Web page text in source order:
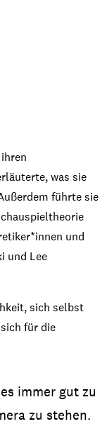
ihren
, was sie
führtesie
*innen und
und Lee
eit,sich selbst
sich fürdie
immer gut zu
zu stehen.